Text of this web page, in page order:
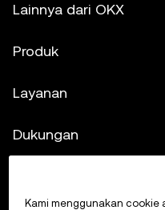
Lainnya dari OKX
Produk
Layanan
Dukungan
Kami menggunakan